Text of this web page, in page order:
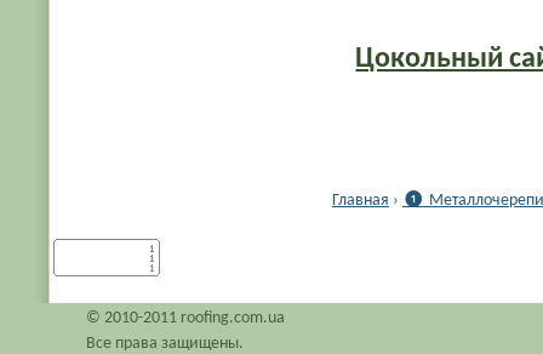
Цокольный
Главная › ❶
© 2010-2011 roofing.com.ua
Все права защищены.